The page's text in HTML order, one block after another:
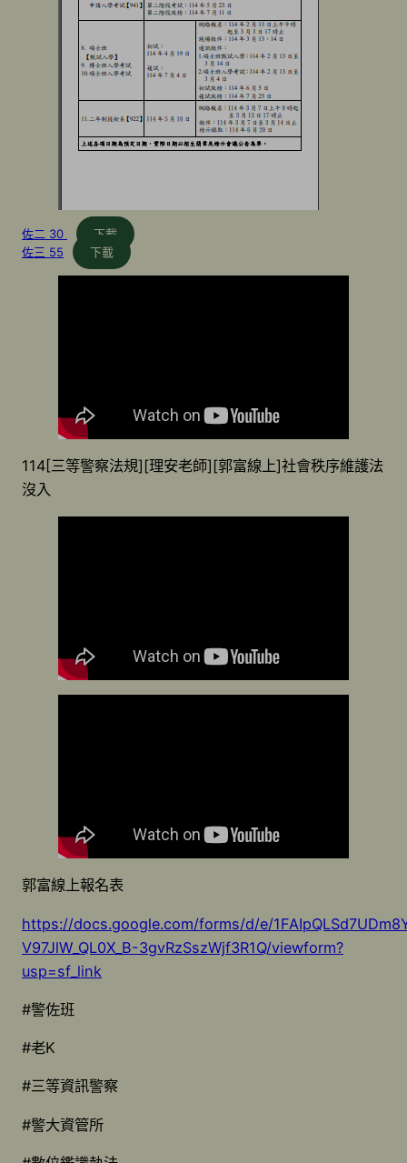
佐二 30
下載
佐三 55
下載
114[三等警察法規][理安老師][郭富線上]社會秩序維護法
沒入
郭富線上報名表
https://docs.google.com/forms/d/e/
V97JlW_QL0X_B-3gvRzSszWjf3R1Q/viewform?
usp=sf_link
#警佐班
#老K
#三等資訊警察
#警大資管所